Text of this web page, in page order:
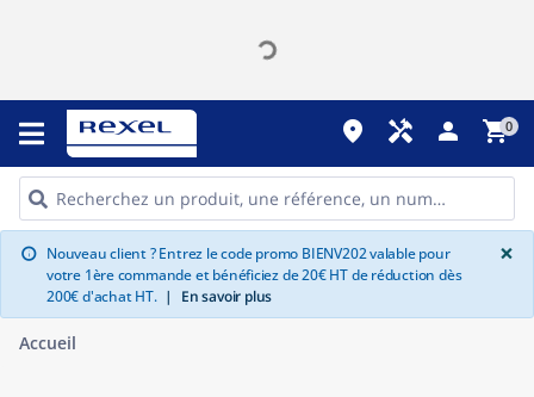
place handyman person shopping_cart0
info Nouveau client ? Entrez le code promo BIENV202 valable pour
votre 1ère commande et bénéficiez de 20€ HT de réduction dès
200€ d'achat HT. | En savoir plus
×
Accueil